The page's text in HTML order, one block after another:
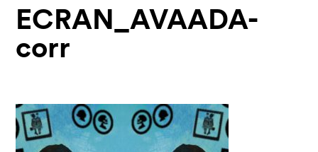
ECRAN_AVAADA-
corr